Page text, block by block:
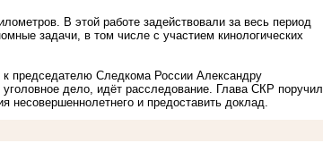
В этой работе задействовали за весь период
задачи, в том числе с участием кинологических
председателю Следкома России Александру
дело, идёт расследование. Глава СКР поручил
несовершеннолетнего и предоставить доклад.